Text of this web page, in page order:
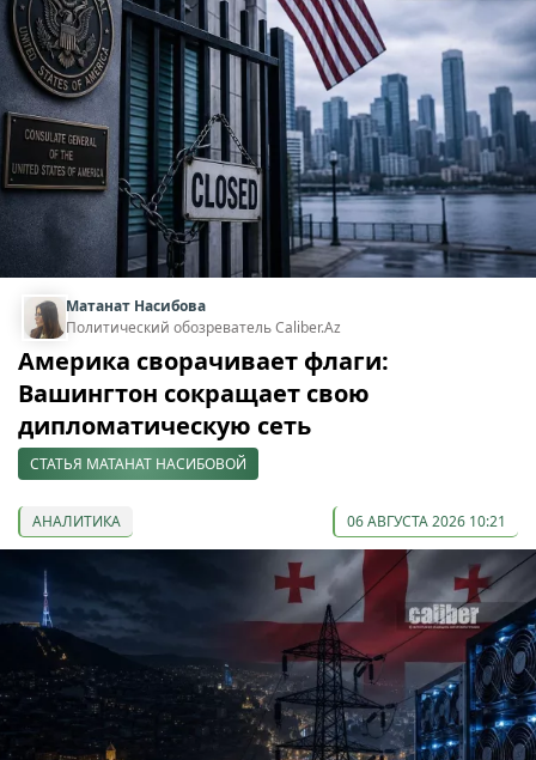
Матанат Насибова
Политический обозреватель Caliber.Az
Америка сворачивает флаги:
Вашингтон сокращает свою
дипломатическую сеть
СТАТЬЯ МАТАНАТ НАСИБОВОЙ
АНАЛИТИКА 06 АВГУСТА 2026 10:21